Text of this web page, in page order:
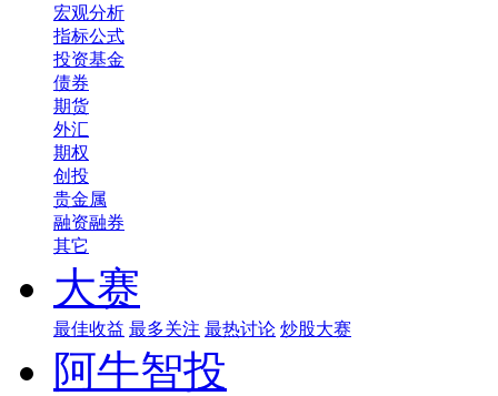
宏观分析
指标公式
投资基金
债券
期货
外汇
期权
创投
贵金属
融资融券
其它
大赛
最佳收益 最多关注 最热讨论 炒股大赛
阿牛智投